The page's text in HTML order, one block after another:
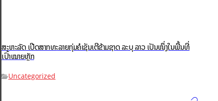
ສະຫະລັດ ເປີດສາກທະລາຍກຸ່ມຄໍເຊັນເຕີຂ້າມຊາດ ລະບຸ ລາວ ເປັນໜຶ່ງໃນພື້ນທີ່
ເປົ້າໝາຍຫຼັກ
Uncategorized